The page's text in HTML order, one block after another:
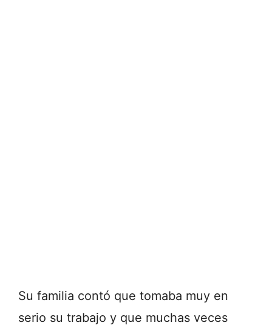
Su familia contó que tomaba muy en
serio su trabajo y que muchas veces